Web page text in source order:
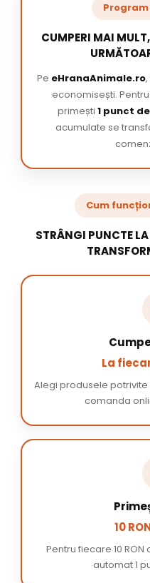
CUMPERI MAI
Pe eHranaAnimale.ro
economisești.
primești 1 punct
acumulate se
Cum
STRÂNGI PUNCTE
La
Alegi produsele
comanda
10
Pentru fiecare 10
automat 1